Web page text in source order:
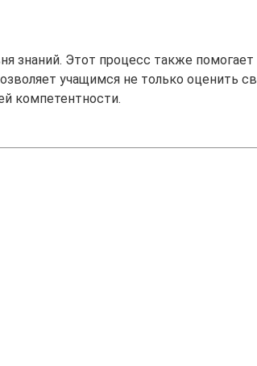
знаний. Этот процесс также
учащимся не только оценить
компетентности.